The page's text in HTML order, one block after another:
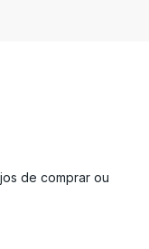
de comprar ou